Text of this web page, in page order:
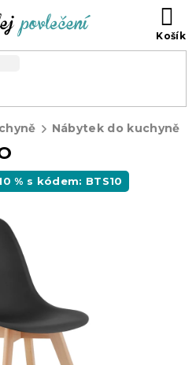
Nábytek do kuchyně
% s kódem: BTS10